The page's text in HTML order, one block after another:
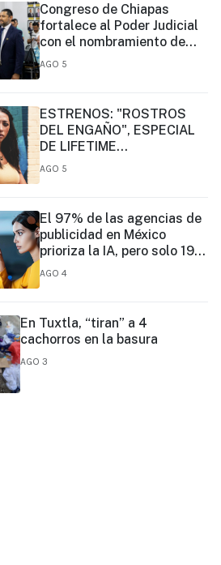
Congreso de Chiapas
fortalece al Poder Judicial
con el nombramiento de
José Eduardo Morales
AGO 5
ESTRENOS: "ROSTROS
DEL ENGAÑO", ESPECIAL
DE LIFETIME
MOVIES DONDE NADA NI
AGO 5
El 97% de las agencias de
publicidad en México
prioriza la IA, pero solo 19%
ejerce un liderazgo formal
AGO 4
En Tuxtla, “tiran” a 4
cachorros en la basura
AGO 3